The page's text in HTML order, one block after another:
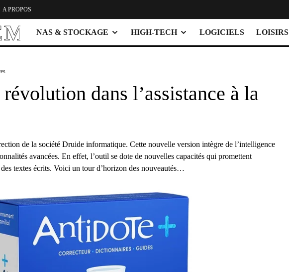
A PROPOS
NAS & STOCKAGE HIGH-TECH LOGICIELS LOISIRS
dans l’assistance à la
de la société Druide informatique. Cette nouvelle version intègre de l’intelligence
avancées. En effet, l’outil se dote de nouvelles capacités qui promettent
textes écrits. Voici un tour d’horizon des nouveautés…